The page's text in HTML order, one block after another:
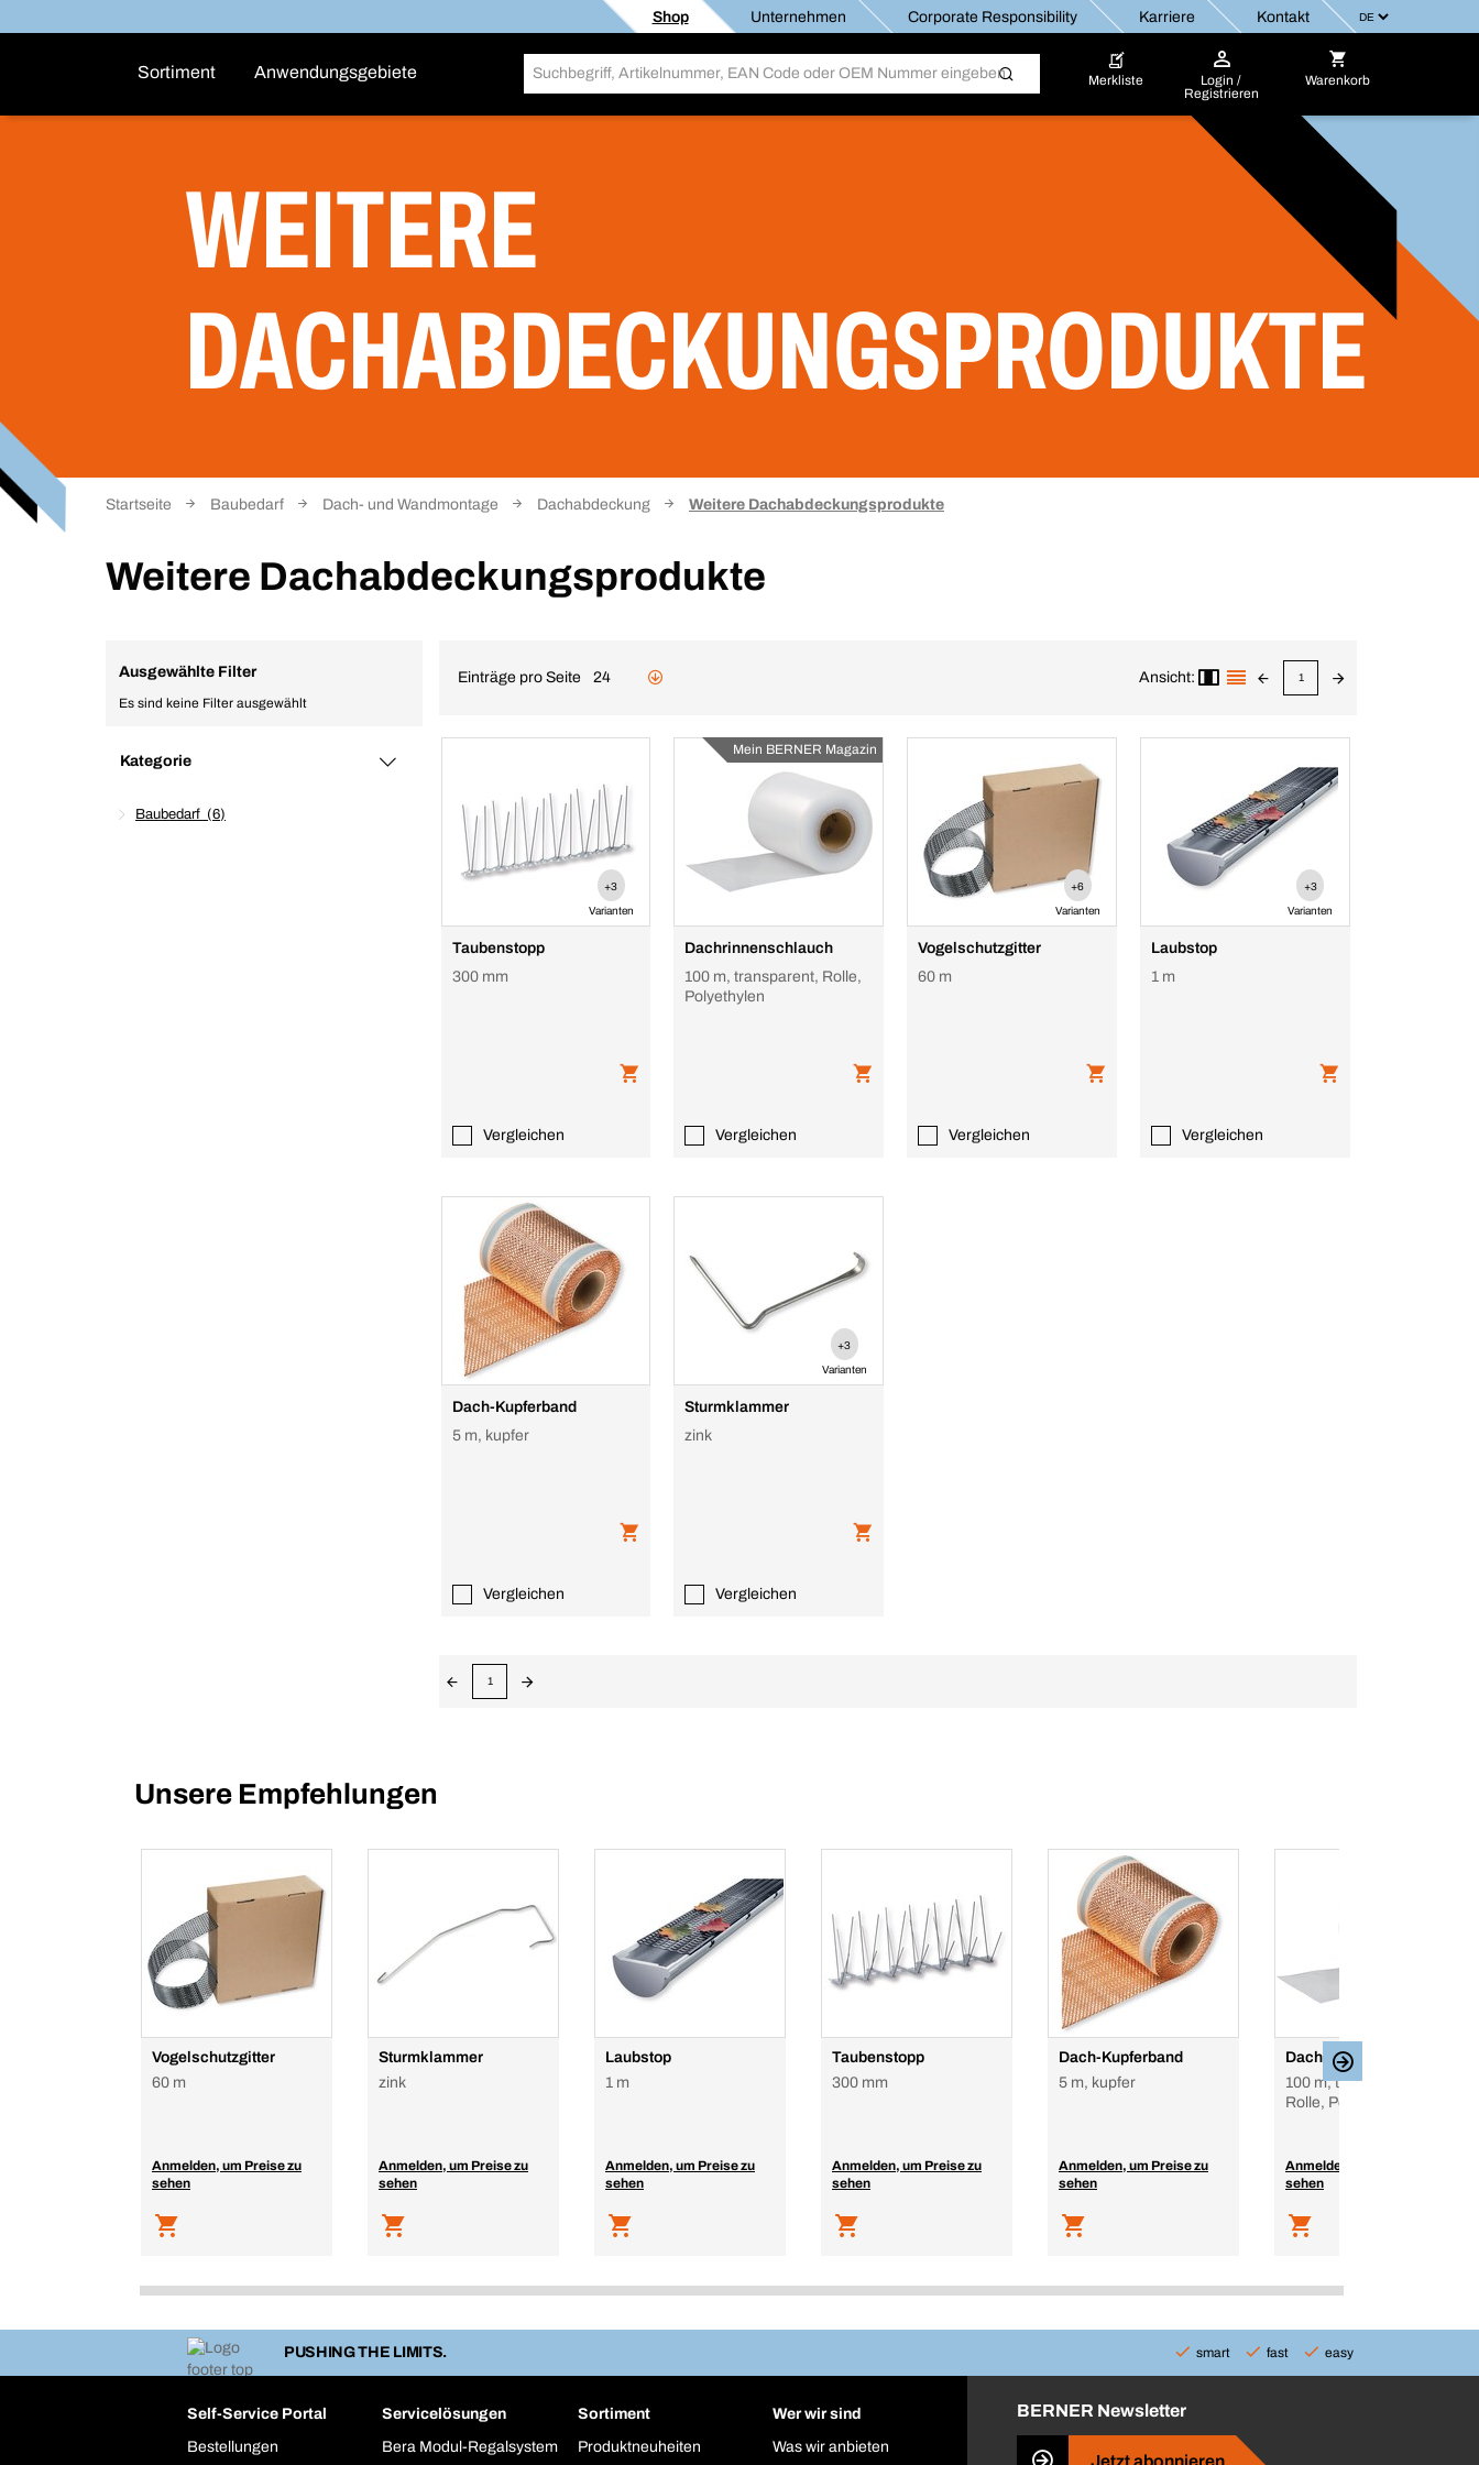
Shop Unternehmen Corporate Responsibility Karriere Kontakt
Sortiment Anwendungsgebiete Merkliste
Login /
Registrieren
Warenkorb
WEITERE
DACHABDECKUNGSPRODUKTE
Startseite Baubedarf Dach- und Wandmontage Dachabdeckung Weitere Dachabdeckungsprodukte
Weitere Dachabdeckungsprodukte
Ausgewählte Filter
Es sind keine Filter ausgewählt
Kategorie
Baubedarf 6
Einträge pro Seite 24 Ansicht: 1
+3
Varianten
Taubenstopp
300 mm
Vergleichen
Mein BERNER Magazin
Dachrinnenschlauch
100 m, transparent, Rolle,
Polyethylen
Vergleichen
+6
Varianten
Vogelschutzgitter
60 m
Vergleichen
+3
Varianten
Laubstop
1 m
Vergleichen
Dach-Kupferband
5 m, kupfer
Vergleichen
+3
Varianten
Sturmklammer
zink
Vergleichen
1
Unsere Empfehlungen
Vogelschutzgitter
60 m
Anmelden, um Preise zu
sehen
Sturmklammer
zink
Anmelden, um Preise zu
sehen
Laubstop
1 m
Anmelden, um Preise zu
sehen
Taubenstopp
300 mm
Anmelden, um Preise zu
sehen
Dach-Kupferband
5 m, kupfer
Anmelden, um Preise zu
sehen
Dachrinnenschlauch
100 m, transparent,
Rolle, Polyethylen
Anmelden, um Preise zu
sehen
PUSHING THE LIMITS. smart fast easy
Self-Service Portal
Bestellungen
Servicelösungen
Bera Modul-Regalsystem
Sortiment
Produktneuheiten
Wer wir sind
Was wir anbieten
BERNER Newsletter